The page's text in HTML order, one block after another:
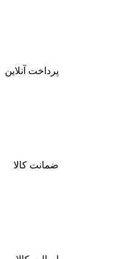
پرداخت آنلاین
ضمانت کالا